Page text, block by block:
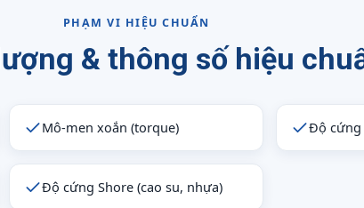
PHẠM VI HIỆU CHUẨN
& thông số hiệu
Mô-men xoắn (torque) Độ cứng
Độ cứng Shore (cao su, nhựa)